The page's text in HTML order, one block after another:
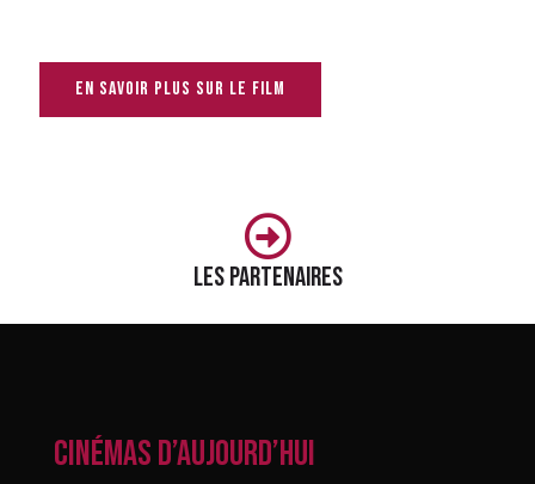
En savoir plus sur le film
Les partenaires
CINÉMAS D’AUJOURD’HUI